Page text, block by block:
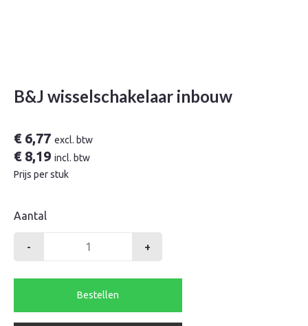
B&J wisselschakelaar inbouw
€6,77 excl. btw
€8,19 incl. btw
Prijs per stuk
Aantal
-
aantal
+
Bestellen